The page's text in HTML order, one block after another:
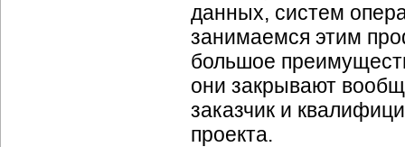
данных, систем
занимаемся этим
большое
они закрывают
заказчик и
проекта.